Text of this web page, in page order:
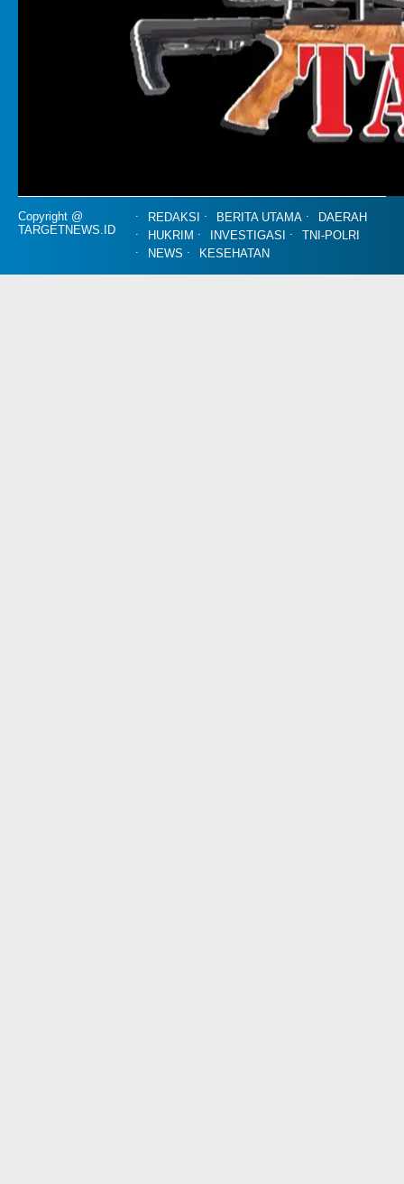
Copyright @
TARGETNEWS.ID
REDAKSI BERITA UTAMA
DAERAH
HUKRIM
INVESTIGASI
TNI-POLRI
NEWS
KESEHATAN